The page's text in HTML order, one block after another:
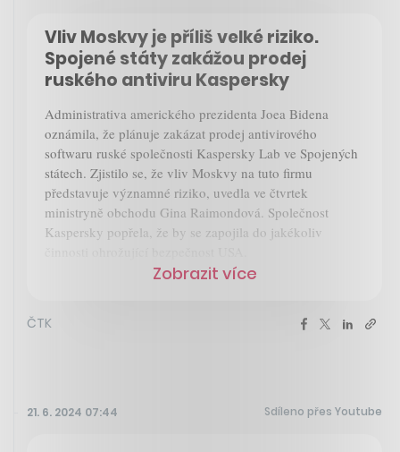
Vliv Moskvy je příliš velké riziko.
Spojené státy zakážou prodej
ruského antiviru Kaspersky
Administrativa amerického prezidenta Joea Bidena
oznámila, že plánuje zakázat prodej antivirového
softwaru ruské společnosti Kaspersky Lab ve Spojených
státech. Zjistilo se, že vliv Moskvy na tuto firmu
představuje významné riziko, uvedla ve čtvrtek
ministryně obchodu Gina Raimondová. Společnost
Kaspersky popřela, že by se zapojila do jakékoliv
Zobrazit více
ČTK
21. 6. 2024 07:44 Sdíleno přes Youtube